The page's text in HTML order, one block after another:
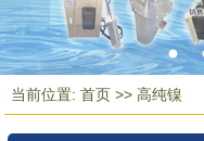
1
当前位置: 首页 >>高纯镍